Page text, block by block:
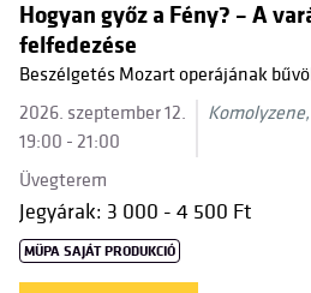
Hogyan győz a Fény? – A
felfedezése
Beszélgetés Mozart operájának
2026. szeptember 12.
19:00 - 21:00
Üvegterem
Jegyárak: 3 000 - 4 500 Ft
MÜPA SAJÁT PRODUKCIÓ